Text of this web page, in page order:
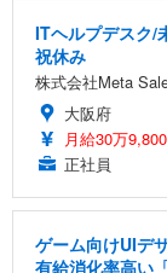
ITヘルプデスク/
祝休み
株式会社Meta
大阪府
月給30万
正社員
ゲーム向けUIデ
有給消化率高い